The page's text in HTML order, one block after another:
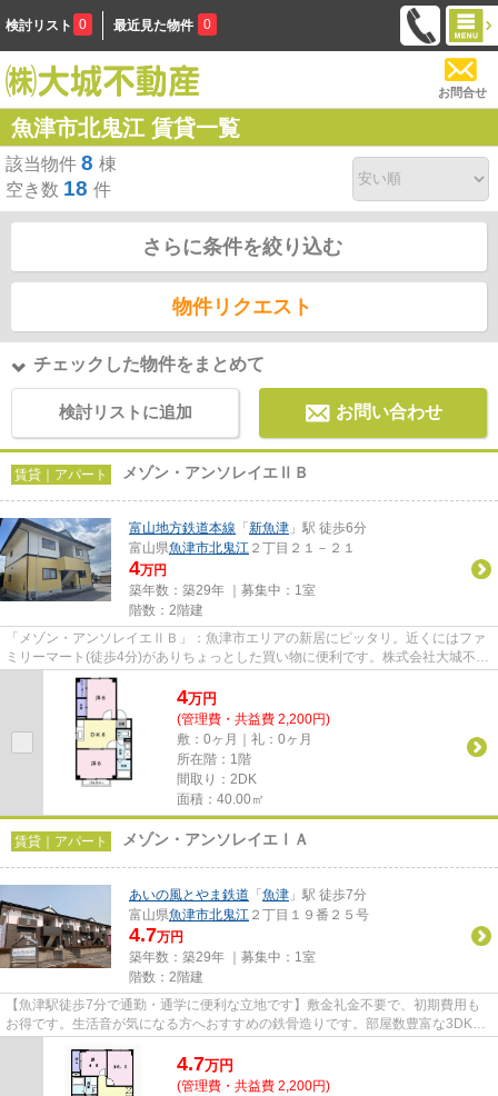
検討リスト 0 最近見た物件 0
お問合せ
魚津市北鬼江 賃貸一覧
該当物件 8 棟
空き数 18 件
さらに条件を絞り込む
物件リクエスト
チェックした物件をまとめて
検討リストに追加 お問い合わせ
賃貸｜アパート メゾン・アンソレイエⅡＢ
富山地方鉄道本線 「 新魚津 」駅 徒歩6分
富山県魚津市北鬼江 ２丁目２１－２１
4万円
築年数：築29年 ｜募集中： 1室
階数：2階建
「メゾン・アンソレイエⅡＢ」：魚津市エリアの新居にピッタリ。近くにはファ
ミリーマート(徒歩4分)がありちょっとした買い物に便利です。株式会社大城不動
産でなら、魚津市の望んだ条...
4万円
(管理費・共益費 2,200円)
敷：0ヶ月｜礼：0ヶ月
所在階：1階
間取り：2DK
面積：40.00㎡
賃貸｜アパート メゾン・アンソレイエⅠＡ
あいの風とやま鉄道 「 魚津 」駅 徒歩7分
富山県魚津市北鬼江 ２丁目１９番２５号
4.7万円
築年数：築29年 ｜募集中： 1室
階数：2階建
【魚津駅徒歩7分で通勤・通学に便利な立地です】敷金礼金不要で、初期費用も
お得です。生活音が気になる方へおすすめの鉄骨造りです。部屋数豊富な3DKで
4.7万円
(管理費・共益費 2,200円)